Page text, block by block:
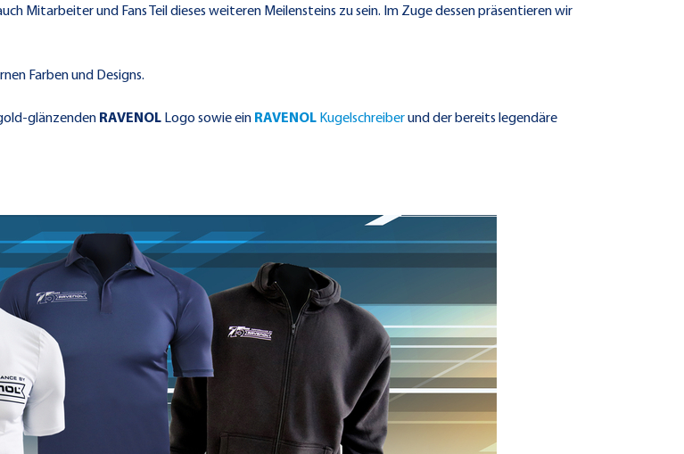
Mitarbeiter und Fans Teil dieses weiteren Meilensteins zu sein. Im Zuge dessen präsentieren wir
Farben und Designs.
glänzenden RAVENOL Logo sowie ein RAVENOL Kugelschreiberund der bereits legendäre